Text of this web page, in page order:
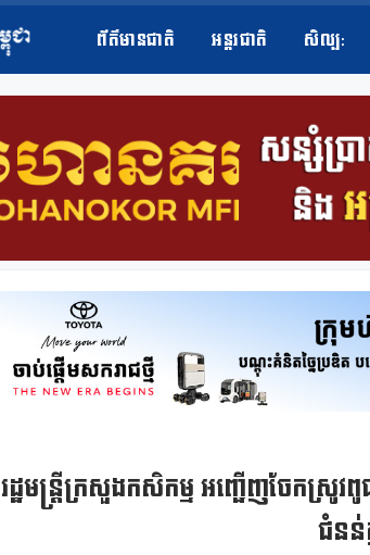
ព័ត៌មានជាតិ អន្តរជាតិ សិល្ប​:
រដ្ឋមន្រ្តីក្រសួងកសិកម្ម អញ្ជើញចែកស្
ជំនន់